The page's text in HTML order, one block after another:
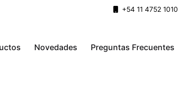
+54 11 4752 1010
Novedades Preguntas Frecuentes